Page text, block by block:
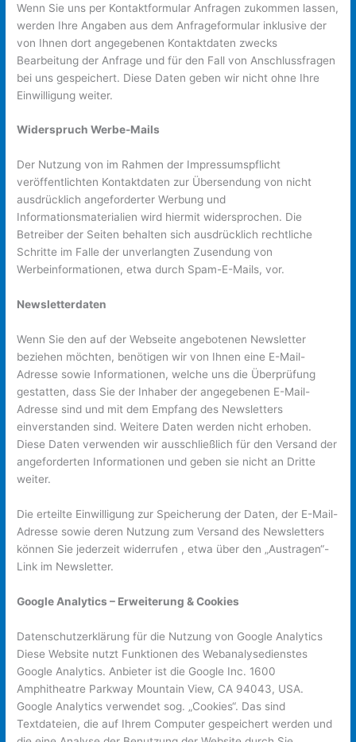
Wenn Sie uns per Kontaktformular Anfragen zukommen lassen,
werden Ihre Angaben aus dem Anfrageformular inklusive der
von Ihnen dort angegebenen Kontaktdaten zwecks
Bearbeitung der Anfrage und für den Fall von Anschlussfragen
bei uns gespeichert. Diese Daten geben wir nicht ohne Ihre
Einwilligung weiter.
Widerspruch Werbe-Mails
Der Nutzung von im Rahmen der Impressumspflicht
veröffentlichten Kontaktdaten zur Übersendung von nicht
ausdrücklich angeforderter Werbung und
Informationsmaterialien wird hiermit widersprochen. Die
Betreiber der Seiten behalten sich ausdrücklich rechtliche
Schritte im Falle der unverlangten Zusendung von
Werbeinformationen, etwa durch Spam-E-Mails, vor.
Newsletterdaten
Wenn Sie den auf der Webseite angebotenen Newsletter
beziehen möchten, benötigen wir von Ihnen eine E-Mail-
Adresse sowie Informationen, welche uns die Überprüfung
gestatten, dass Sie der Inhaber der angegebenen E-Mail-
Adresse sind und mit dem Empfang des Newsletters
einverstanden sind. Weitere Daten werden nicht erhoben.
Diese Daten verwenden wir ausschließlich für den Versand der
angeforderten Informationen und geben sie nicht an Dritte
weiter.
Die erteilte Einwilligung zur Speicherung der Daten, der E-Mail-
Adresse sowie deren Nutzung zum Versand des Newsletters
können Sie jederzeit widerrufen , etwa über den „Austragen“-
Link im Newsletter.
Google Analytics – Erweiterung & Cookies
Datenschutzerklärung für die Nutzung von Google Analytics
Diese Website nutzt Funktionen des Webanalysedienstes
Google Analytics. Anbieter ist die Google Inc. 1600
Amphitheatre Parkway Mountain View, CA 94043, USA.
Google Analytics verwendet sog. „Cookies“. Das sind
Textdateien, die auf Ihrem Computer gespeichert werden und